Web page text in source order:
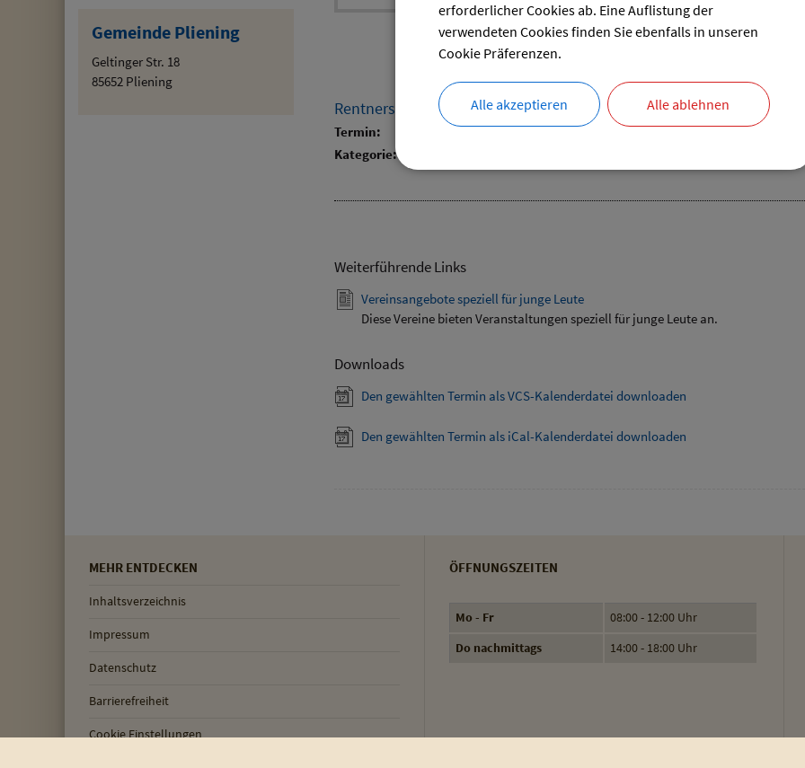
Gemeinde Pliening
Geltinger Str. 18
85652 Pliening
Rentnerstammtisch
Termin: 02.10.2024 von 14:00bis 16:00 Uhr
Kategorie:
Weiterführende Links
Vereinsangebote speziell für junge Leute
Diese Vereine bieten Veranstaltungen speziell für junge Leute an.
Downloads
Den gewählten Termin als VCS-Kalenderdatei downloaden
Den gewählten Termin als iCal-Kalenderdatei downloaden
MEHR ENTDECKEN
Inhaltsverzeichnis
Impressum
Datenschutz
Barrierefreiheit
Cookie Einstellungen
ÖFFNUNGSZEITEN
Mo - Fr
08:00 - 12:00 Uhr
Do nachmittags
14:00 - 18:00 Uhr
erforderlicher Cookies ab. Eine Auflistung der
verwendeten Cookies finden Sie ebenfalls in unseren
Cookie Präferenzen.
Alle akzeptieren Alle ablehnen